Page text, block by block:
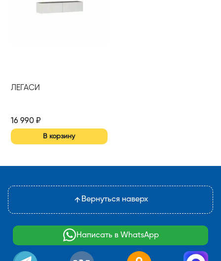
ЛЕГАСИ
16 990 ₽
В корзину
Вернуться наверх
Написать в WhatsApp